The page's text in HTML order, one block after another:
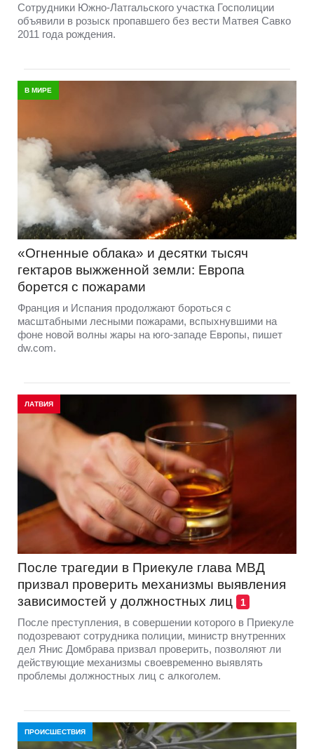
Сотрудники Южно-Латгальского участка Госполиции
объявили в розыск пропавшего без вести Матвея Савко
2011 года рождения.
В МИРЕ
«Огненные облака» и десятки тысяч
гектаров выжженной земли: Европа
борется с пожарами
Франция и Испания продолжают бороться с
масштабными лесными пожарами, вспыхнувшими на
фоне новой волны жары на юго-западе Европы, пишет
dw.com.
ЛАТВИЯ
После трагедии в Приекуле глава МВД
призвал проверить механизмы выявления
зависимостей у должностных лиц
1
После преступления, в совершении которого в Приекуле
подозревают сотрудника полиции, министр внутренних
дел Янис Домбрава призвал проверить, позволяют ли
действующие механизмы своевременно выявлять
проблемы должностных лиц с алкоголем.
ПРОИСШЕСТВИЯ